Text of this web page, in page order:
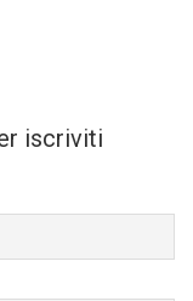
iscriviti